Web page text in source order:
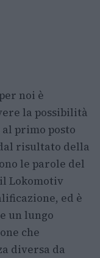
noi è
la possibilità
primo posto
risultato della
le parole del
Lokomotiv
ed è
un lungo
che
diversa da